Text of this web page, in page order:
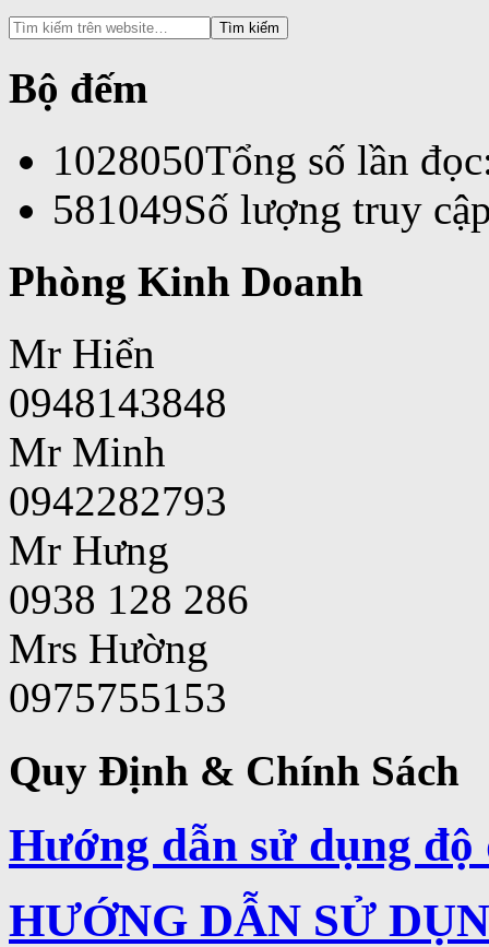
Bộ đếm
1028050Tổng số lần
581049Số lượng truy
Phòng Kinh Doanh
Mr Hiển
0948143848
Mr Minh
0942282793
Mr Hưng
0938 128 286
Mrs Hường
0975755153
Quy Định & Chính Sách
Hướng dẫn sử dụng
HƯỚNG DẪN SỬ